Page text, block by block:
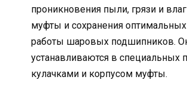
проникновения пыли, грязи и
муфты и сохранения
работы шаровых подшипников.
устанавливаются в специальных
кулачками и корпусом муфты.